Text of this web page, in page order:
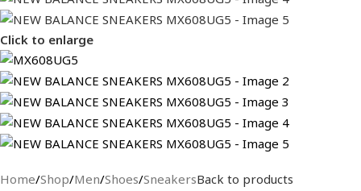
Click to enlarge
Home/Shop/Men/Shoes/SneakersBack to products